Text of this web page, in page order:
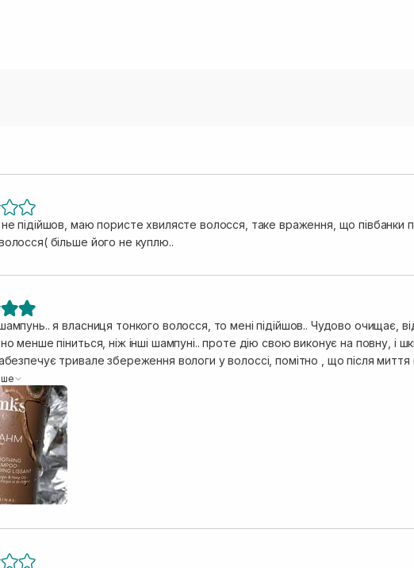
підійшов, маю пористе хвилясте волосся, таке враження, що півбанки
більше його не куплю..
я власниця тонкого волосся, то мені підійшов.. Чудово очищає,
менше піниться, ніж інші шампуні.. проте дію свою виконує на повну, і
тривале збереження вологи у волоссі, помітно , що після миття
підходить і для фарбованого волосся, м‘яко очищує волосся, не
волосся легко розчісується, набуває гладкості та блискучого вигляду. Окрема перевага це
насичений фірмовий аромат довго зберігатиметься на пасмах. Проте для
Але даний шампунь працює на розгладження.. тому щиро рекомендую даний шампунь для
та відновлення 🌸 Від аромату буде текти слина 🤤 це просто